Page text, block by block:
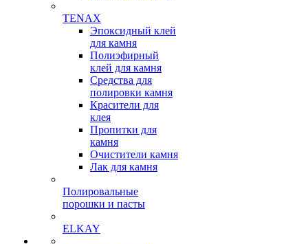
TENAX
Эпоксидный клей
для камня
Полиэфирный
клей для камня
Средства для
полировки камня
Красители для
клея
Пропитки для
камня
Очистители камня
Лак для камня
Полировальные
порошки и пасты
ELKAY